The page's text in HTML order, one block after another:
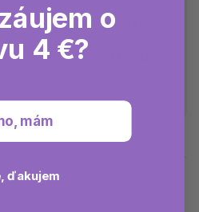
3 kapsuly
o
4 €?
mám
ďakujem